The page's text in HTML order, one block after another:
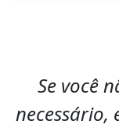
Se você
necessário,